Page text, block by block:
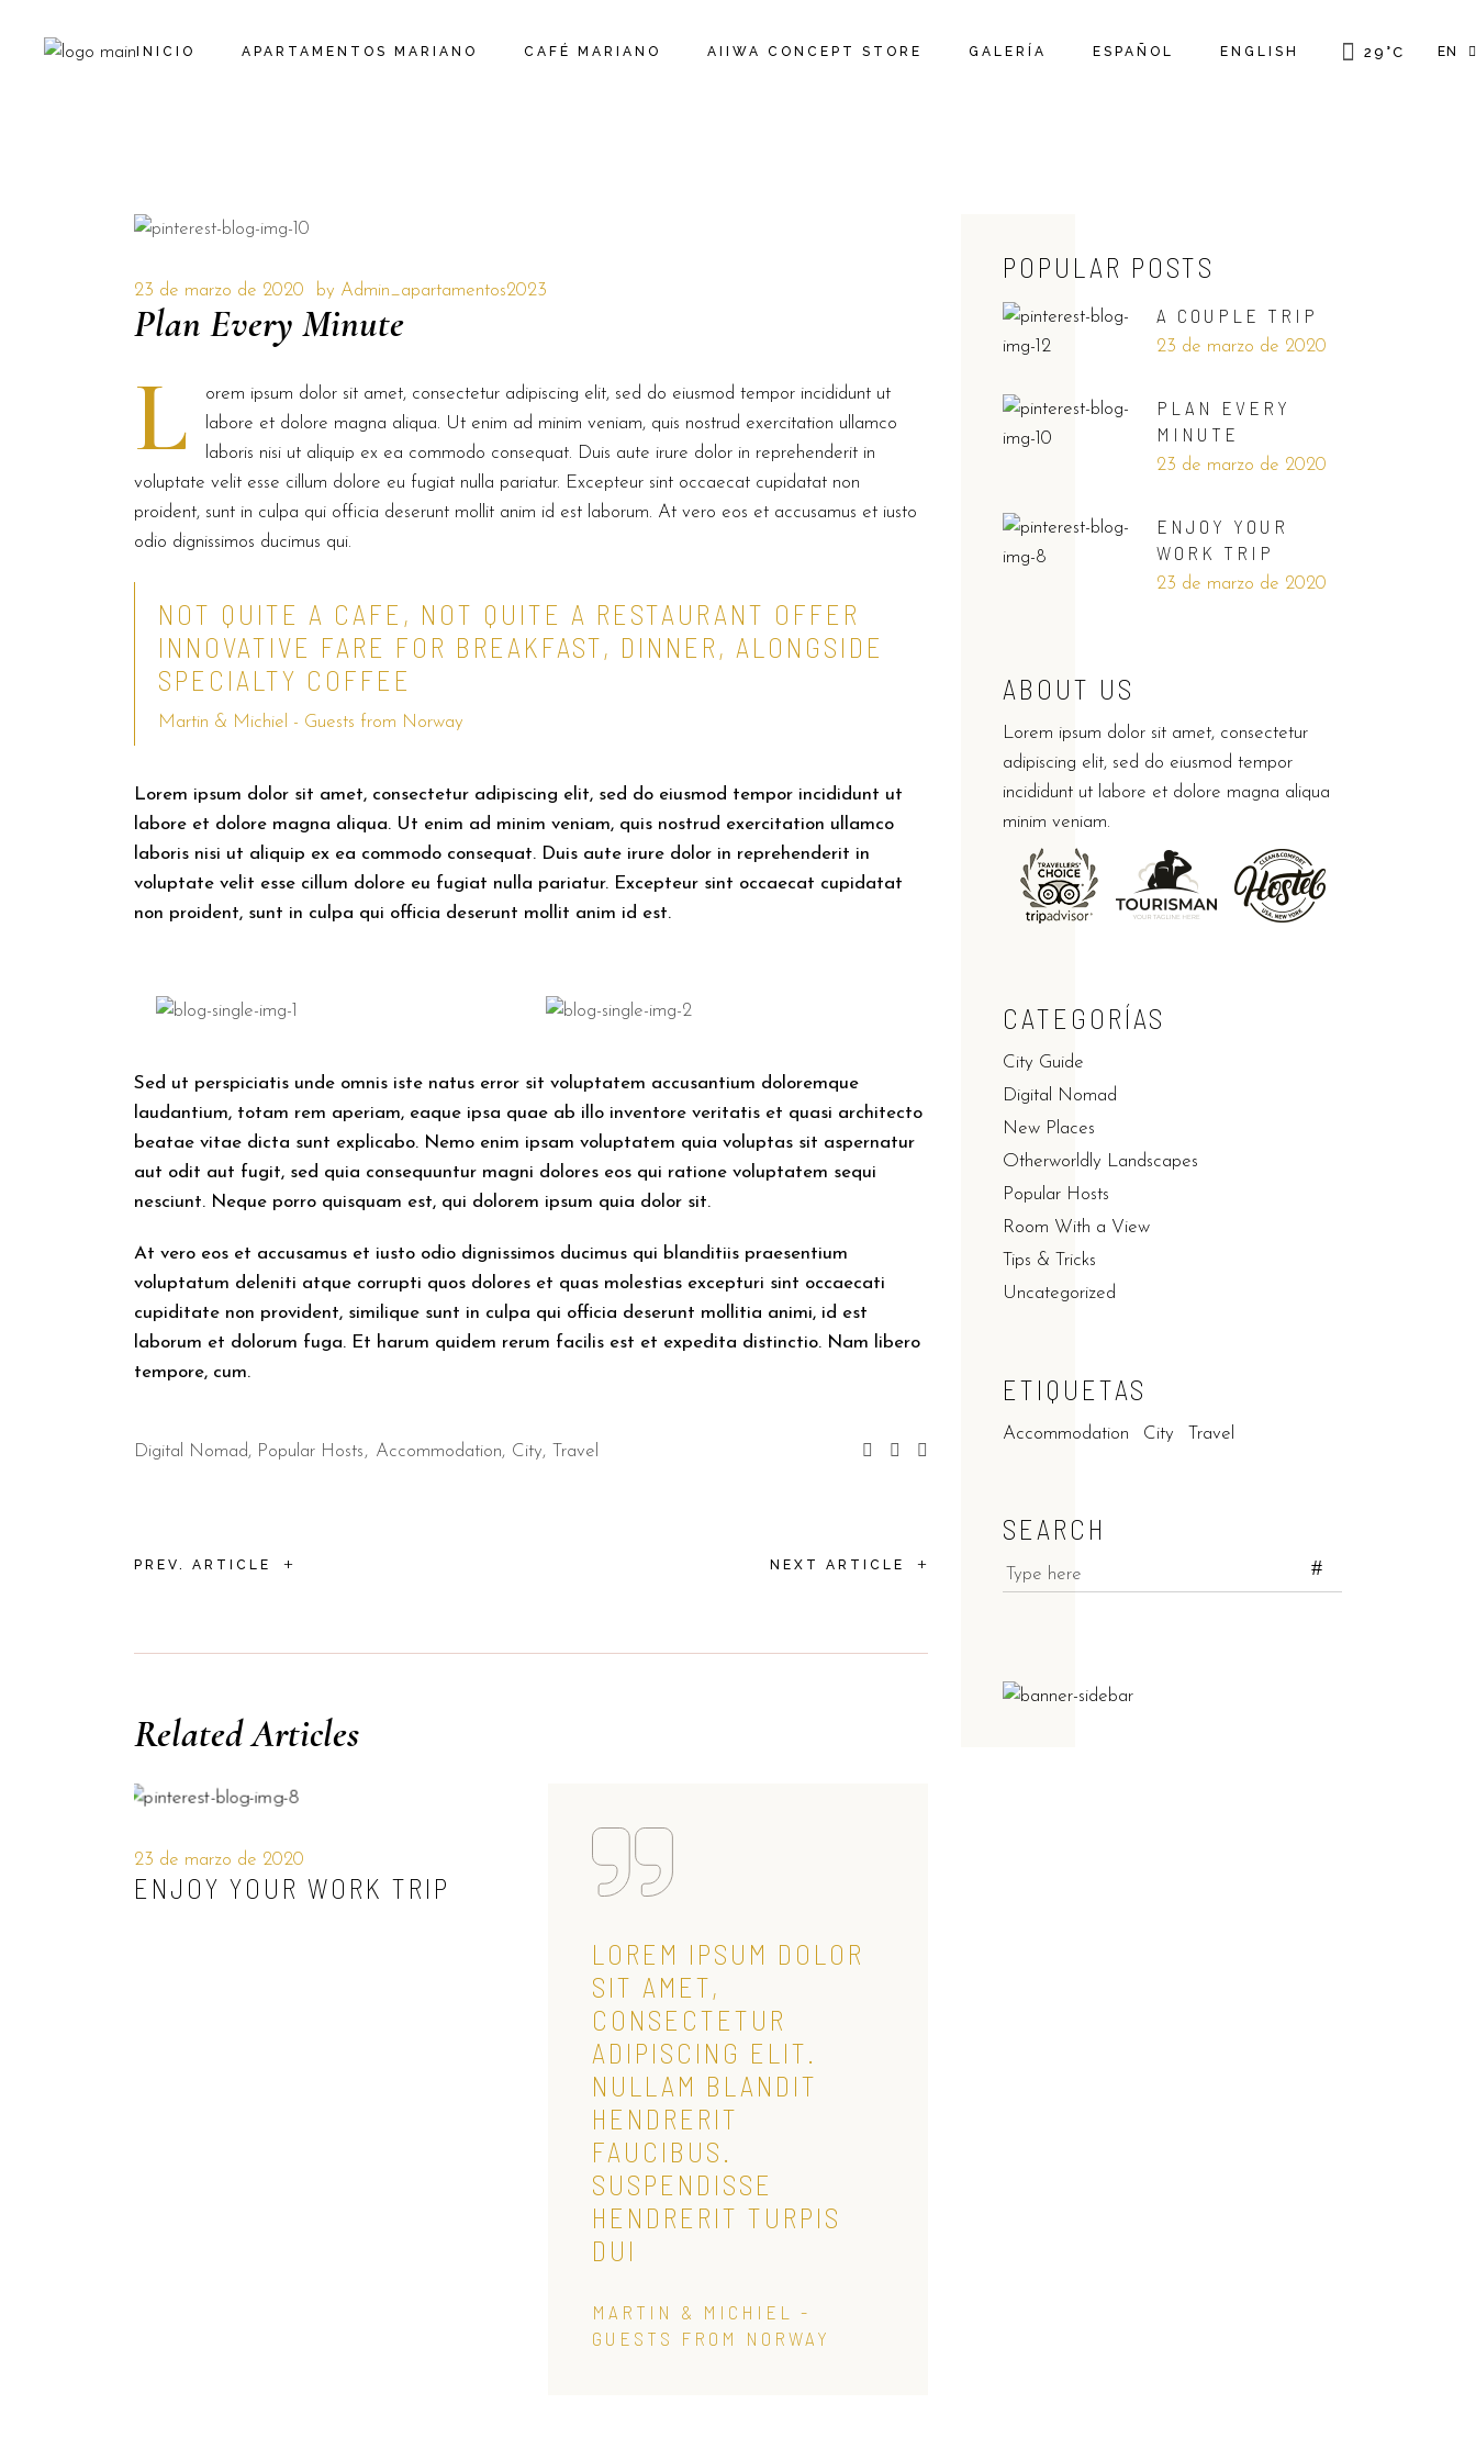
INICIO APARTAMENTOS MARIANO CAFÉ MARIANO AIIWA CONCEPT STORE GALERÍA ESPAÑOL ENGLISH 29 °C EN
23 de marzo de 2020 by Admin_apartamentos2023
Plan Every Minute
L
orem ipsum dolor sit amet, consectetur adipiscing elit, sed do eiusmod tempor incididunt ut
labore et dolore magna aliqua. Ut enim ad minim veniam, quis nostrud exercitation ullamco
laboris nisi ut aliquip ex ea commodo consequat. Duis aute irure dolor in reprehenderit in
voluptate velit esse cillum dolore eu fugiat nulla pariatur. Excepteur sint occaecat cupidatat non
proident, sunt in culpa qui officia deserunt mollit anim id est laborum. At vero eos et accusamus et iusto
odio dignissimos ducimus qui.
NOT QUITE A CAFE, NOT QUITE A RESTAURANT OFFER
INNOVATIVE FARE FOR BREAKFAST, DINNER, ALONGSIDE
SPECIALTY COFFEE
Martin & Michiel - Guests from Norway
Lorem ipsum dolor sit amet, consectetur adipiscing elit, sed do eiusmod tempor incididunt ut
labore et dolore magna aliqua. Ut enim ad minim veniam, quis nostrud exercitation ullamco
laboris nisi ut aliquip ex ea commodo consequat. Duis aute irure dolor in reprehenderit in
voluptate velit esse cillum dolore eu fugiat nulla pariatur. Excepteur sint occaecat cupidatat
non proident, sunt in culpa qui officia deserunt mollit anim id est.
Sed ut perspiciatis unde omnis iste natus error sit voluptatem accusantium doloremque
laudantium, totam rem aperiam, eaque ipsa quae ab illo inventore veritatis et quasi architecto
beatae vitae dicta sunt explicabo. Nemo enim ipsam voluptatem quia voluptas sit aspernatur
aut odit aut fugit, sed quia consequuntur magni dolores eos qui ratione voluptatem sequi
nesciunt. Neque porro quisquam est, qui dolorem ipsum quia dolor sit.
At vero eos et accusamus et iusto odio dignissimos ducimus qui blanditiis praesentium
voluptatum deleniti atque corrupti quos dolores et quas molestias excepturi sint occaecati
cupiditate non provident, similique sunt in culpa qui officia deserunt mollitia animi, id est
laborum et dolorum fuga. Et harum quidem rerum facilis est et expedita distinctio. Nam libero
tempore, cum.
Digital Nomad, Popular Hosts Accommodation City Travel
PREV. ARTICLE + NEXT ARTICLE +
Related Articles
23 de marzo de 2020
ENJOY YOUR WORK TRIP
LOREM IPSUM DOLOR
SIT AMET,
CONSECTETUR
ADIPISCING ELIT.
NULLAM BLANDIT
HENDRERIT
FAUCIBUS.
SUSPENDISSE
HENDRERIT TURPIS
DUI
MARTIN & MICHIEL -
GUESTS FROM NORWAY
POPULAR POSTS
A COUPLE TRIP
23 de marzo de 2020
PLAN EVERY
MINUTE
23 de marzo de 2020
ENJOY YOUR
WORK TRIP
23 de marzo de 2020
ABOUT US
Lorem ipsum dolor sit amet, consectetur
adipiscing elit, sed do eiusmod tempor
incididunt ut labore et dolore magna aliqua
minim veniam.
CATEGORÍAS
City Guide
Digital Nomad
New Places
Otherworldly Landscapes
Popular Hosts
Room With a View
Tips & Tricks
Uncategorized
ETIQUETAS
Accommodation City Travel
SEARCH